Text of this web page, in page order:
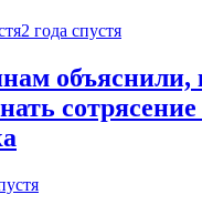
2 года спустя
объяснили,